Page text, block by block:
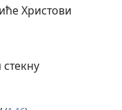
Христови